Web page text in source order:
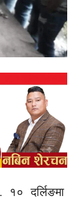
१० दर्लिङमा